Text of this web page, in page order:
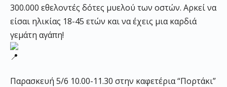
300.000 εθελοντές δότες μυελού των οστών. Αρκεί να
είσαι ηλικίας 18-45 ετών και να έχεις μια καρδιά
γεμάτη αγάπη!
Παρασκευή 5/6 10.00-11.30 στην καφετέρια “Πορτάκι”